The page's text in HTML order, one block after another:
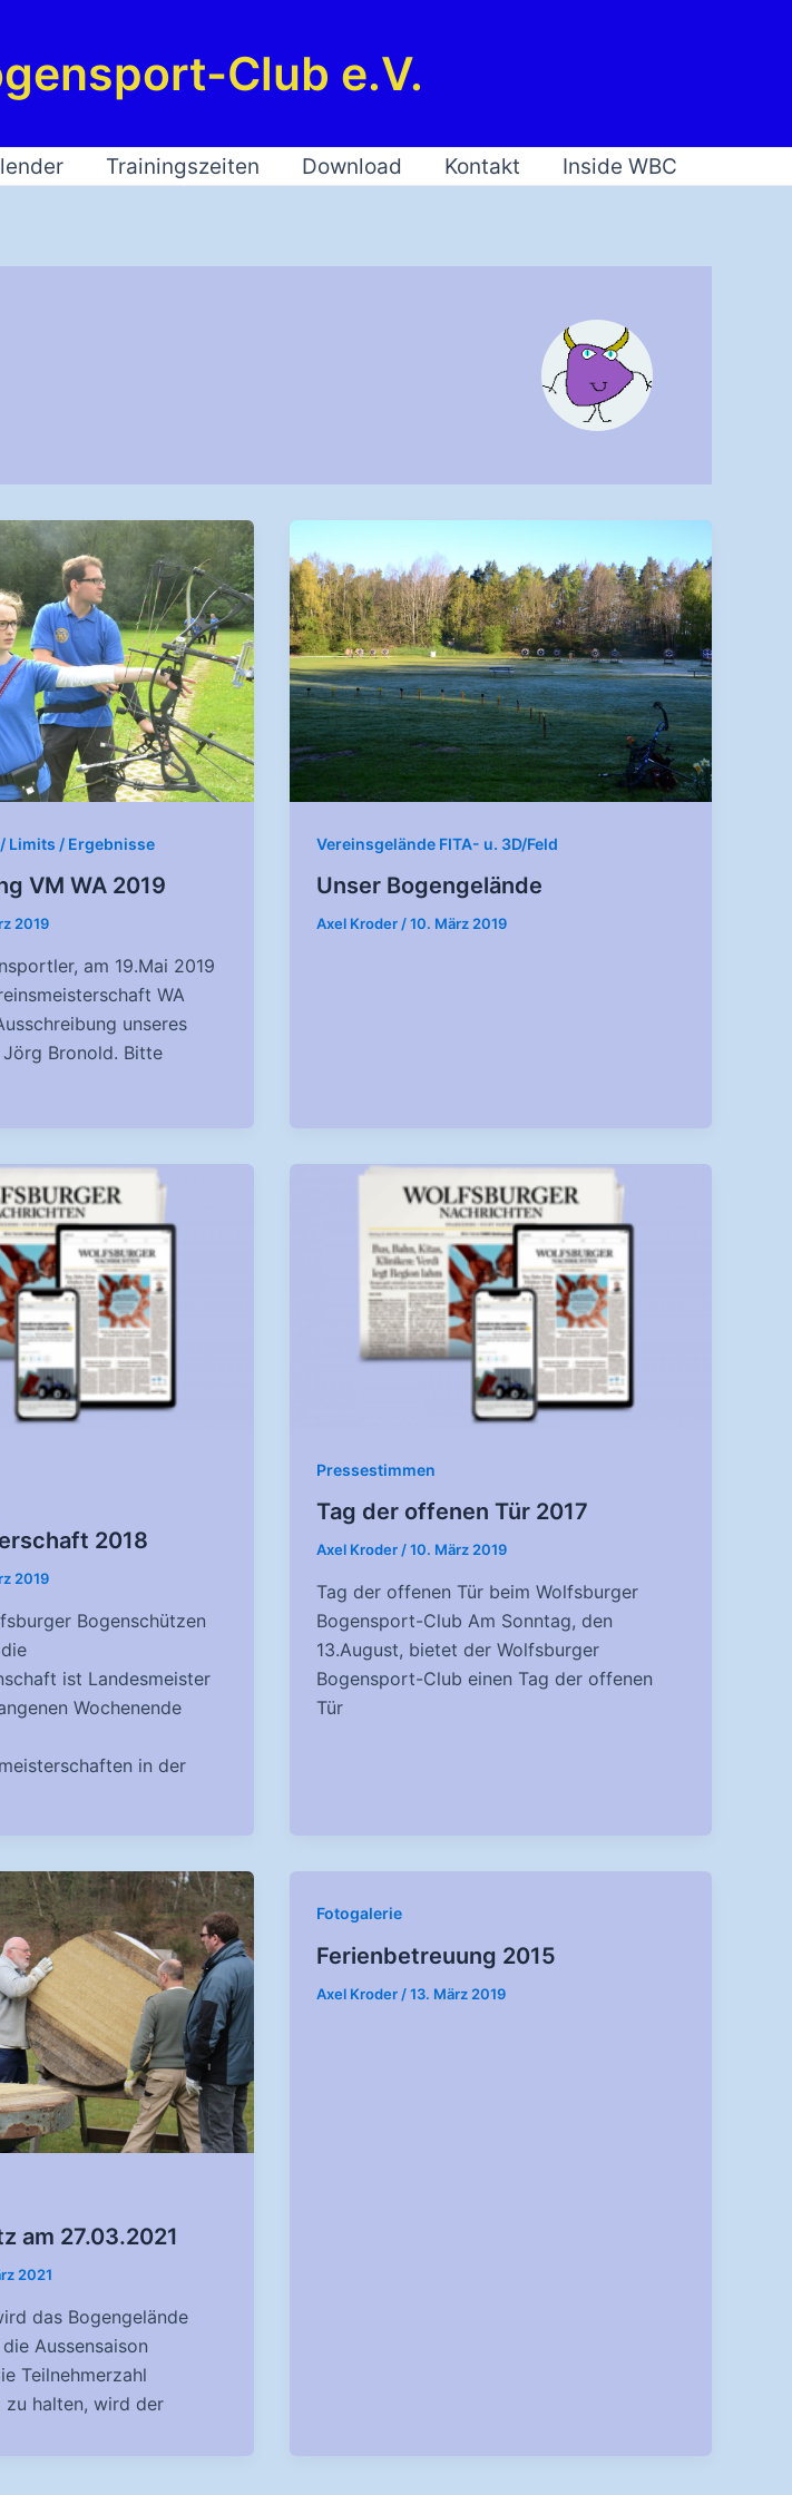
Club e.V.
Trainingszeiten Download Kontakt Inside WBC
Limits / Ergebnisse
VM WA 2019
2019
am 19.Mai 2019
WA
unseres
Bronold. Bitte
Vereinsgelände FITA- u. 3D/Feld
Unser Bogengelände
Axel Kroder/10. März 2019
2018
2019
Bogenschützen
ist Landesmeister
Wochenende
in der
Pressestimmen
Tag der offenen Tür 2017
Axel Kroder/10. März 2019
Tag der offenen Tür beim Wolfsburger
Bogensport-Club Am Sonntag, den
13.August, bietet der Wolfsburger
Bogensport-Club einen Tag der offenen
Tür
am 27.03.2021
2021
das Bogengelände
Aussensaison
Teilnehmerzahl
halten, wird der
Fotogalerie
Ferienbetreuung 2015
Axel Kroder /13. März 2019